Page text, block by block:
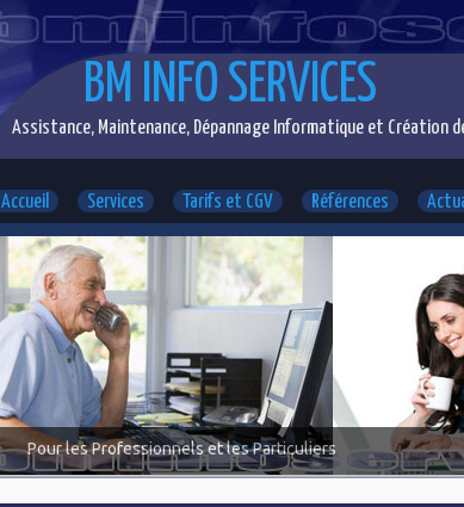
BM INFO SERVICES
Assistance, Maintenance, Dépannage Informatique et Création
Accueil Services Tarifs et CGV Références
Pour les Professionnels et les Particuliers